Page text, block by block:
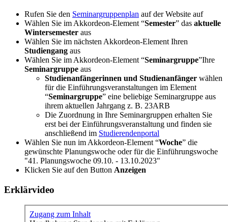
Rufen Sie den Seminargruppenplan auf der Website auf
Wählen Sie im Akkordeon-Element
Semester das aktuelle
Wintersemester aus
Wählen Sie im nächsten Akkordeon-Element Ihren
Studiengang aus
Wählen Sie im Akkordeon-Element
Seminargruppe Ihre
Seminargruppe aus
Studienanfängerinnen und Studienanfänger wählen
für die Einführungsveranstaltungen im Element
Seminargruppe
eine beliebige Seminargruppe aus
ihrem aktuellen Jahrgang z. B. 23ARB
Die Zuordnung in Ihre Seminargruppen erhalten Sie
erst bei der Einführungsveranstaltung und finden sie
anschließend im Studierendenportal
Wählen Sie nun im Akkordeon-Element
Woche
die
gewünschte Planungswoche oder für die Einführungswoche
"41. Planungswoche 09.10. - 13.10.2023"
Klicken Sie auf den Button Anzeigen
Erklärvideo